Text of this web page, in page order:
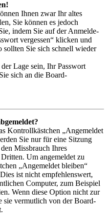
Ihnen zwar Ihr altes
Sie können es jedoch
indem Sie auf der Anmelde-
vergessen“ klicken und
Sie sich schnell wieder
Lage sein, Ihr Passwort
sich an die Board-
Kontrollkästchen „Angemeldet
Sie nur für eine Sitzung
Missbrauch Ihres
Um angemeldet zu
„Angemeldet bleiben“
ist nicht empfehlenswert,
Computer, zum Beispiel
Wenn diese Option nicht zur
sie vermutlich von der Board-